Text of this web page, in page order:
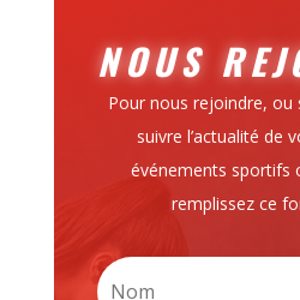
NOUS
Pour nous rejoindre,
suivre l’actualité de
événements sportifs
remplissez ce